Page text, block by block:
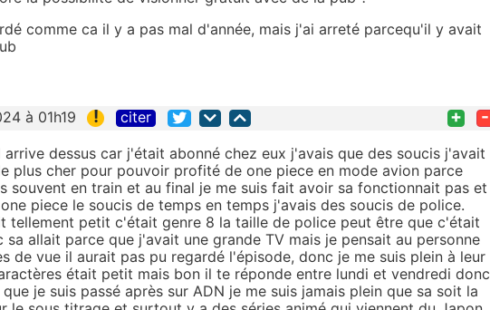
comme ca il y a pas mal d'année, mais j'ai arreté parcequ'il y avait
à 01h19 ! citer + -
arrive dessus car j'était abonné chez eux j'avais que des soucis j'avait
plus cher pour pouvoir profité de one piece en mode avion parce
souvent en train et au final je me suis fait avoir sa fonctionnait pas et
piece le soucis de temps en temps j'avais des soucis de police.
tellement petit c'était genre 8 la taille de police peut être que c'était
sa allait parce que j'avait une grande TV mais je pensait au personne
de vue il aurait pas pu regardé l'épisode, donc je me suis plein à leur
était petit mais bon il te réponde entre lundi et vendredi donc
je suis passé après sur ADN je me suis jamais plein que sa soit la